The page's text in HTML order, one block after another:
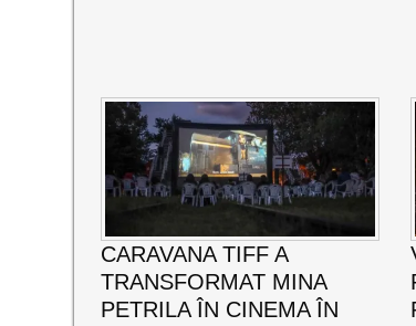
CARAVANA TIFF A
TRANSFORMAT MINA
PETRILA ÎN CINEMA ÎN